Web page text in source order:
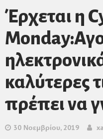
Έρχεται η
καλύτερες
πρέπει να
30 Νοεμβρίου, 2019